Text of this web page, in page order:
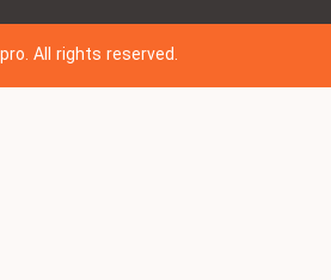
pro. All rights reserved.